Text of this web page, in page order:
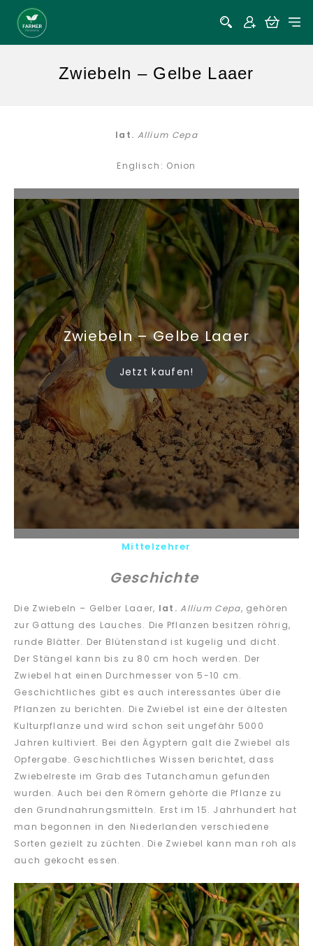
Zwiebeln – Gelbe Laaer
lat. Allium Cepa
Englisch: Onion
Zwiebeln – Gelbe Laaer
Jetzt kaufen!
Mittelzehrer
Geschichte
Die Zwiebeln – Gelber Laaer, lat. Allium Cepa, gehören
zur Gattung des Lauches. Die Pflanzen besitzen röhrig,
runde Blätter. Der Blütenstand ist kugelig und dicht.
Der Stängel kann bis zu 80 cm hoch werden. Der
Zwiebel hat einen Durchmesser von 5-10 cm.
Geschichtliches gibt es auch interessantes über die
Pflanzen zu berichten. Die Zwiebel ist eine der ältesten
Kulturpflanze und wird schon seit ungefähr 5000
Jahren kultiviert. Bei den Ägyptern galt die Zwiebel als
Opfergabe. Geschichtliches Wissen berichtet, dass
Zwiebelreste im Grab des Tutanchamun gefunden
wurden. Auch bei den Römern gehörte die Pflanze zu
den Grundnahrungsmitteln. Erst im 15. Jahrhundert hat
man begonnen in den Niederlanden verschiedene
Sorten gezielt zu züchten. Die Zwiebel kann man roh als
auch gekocht essen.